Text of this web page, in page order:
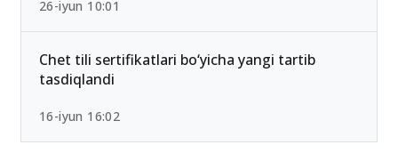
26-iyun 10:01
Chet tili sertifikatlari bo‘yicha yangi tartib
tasdiqlandi
16-iyun 16:02